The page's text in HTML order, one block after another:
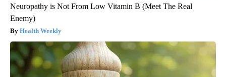
Neuropathy is Not From Low Vitamin B (Meet The Real
Enemy)
Health Weekly